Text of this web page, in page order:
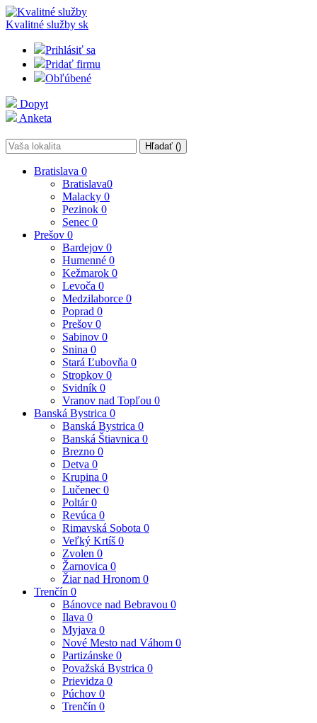
Kvalitné služby sk
Prihlásiť sa
Pridať firmu
Obľúbené
Dopyt
Anketa
Hľadať ()
Bratislava 0
Bratislava0
Malacky 0
Pezinok 0
Senec 0
Prešov 0
Bardejov 0
Humenné 0
Kežmarok 0
Levoča 0
Medzilaborce 0
Poprad 0
Prešov 0
Sabinov 0
Snina 0
Stará Ľubovňa 0
Stropkov 0
Svidník 0
Vranov nad Topľou 0
Banská Bystrica 0
Banská Bystrica 0
Banská Štiavnica 0
Brezno 0
Detva 0
Krupina 0
Lučenec 0
Poltár0
Revúca 0
Rimavská Sobota 0
Veľký Krtíš 0
Zvolen 0
Žarnovica 0
Žiar nad Hronom 0
Trenčín 0
Bánovce nad Bebravou 0
Ilava 0
Myjava 0
Nové Mesto nad Váhom 0
Partizánske 0
Považská Bystrica 0
Prievidza 0
Púchov 0
Trenčín 0